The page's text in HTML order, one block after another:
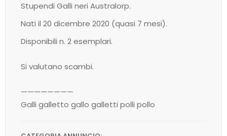
Stupendi Galli neri Australorp.
Nati il 20 dicembre 2020 (quasi 7 mesi).
Disponibili n. 2 esemplari.
Si valutano scambi.
————————
Galli galletto gallo galletti polli pollo